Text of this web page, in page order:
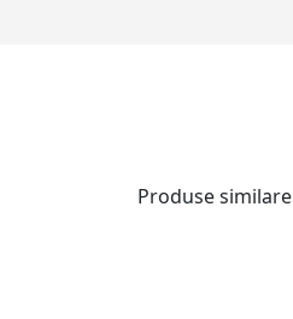
Produse similare